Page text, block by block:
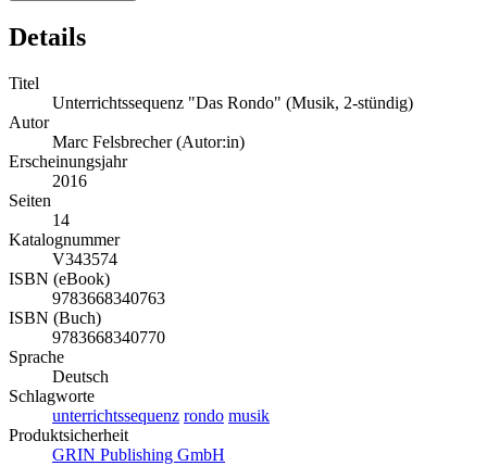
Details
Titel
Unterrichtssequenz "Das Rondo" (Musik, 2-stündig)
Autor
Marc Felsbrecher (Autor:in)
Erscheinungsjahr
2016
Seiten
14
Katalognummer
V343574
ISBN (eBook)
9783668340763
ISBN (Buch)
9783668340770
Sprache
Deutsch
Schlagworte
unterrichtssequenz rondo musik
Produktsicherheit
GRIN Publishing GmbH